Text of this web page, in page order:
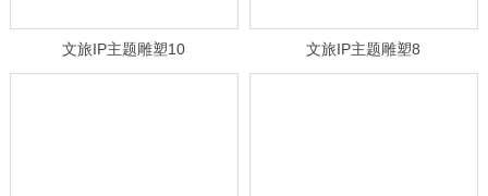
文旅IP主题雕塑10 文旅IP主题雕塑8